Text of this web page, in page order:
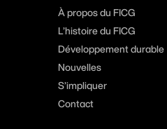
À propos du FICG
L’histoire du FICG
Développement durable
Nouvelles
S’impliquer
Contact